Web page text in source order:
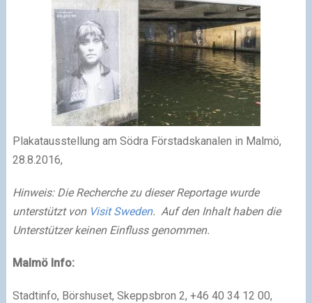
Plakatausstellung am Södra Förstadskanalen in Malmö,
28.8.2016,
Hinweis: Die Recherche zu dieser Reportage wurde
unterstützt von Visit Sweden. Auf den Inhalt haben die
Unterstützer keinen Einfluss genommen.
Malmö Info:
Stadtinfo, Börshuset, Skeppsbron 2, +46 40 34 12 00,